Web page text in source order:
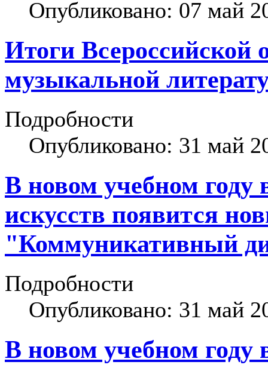
Опубликовано: 07 май
Итоги Всероссийской
музыкальной
Подробности
Опубликовано: 31 май
В новом учебном году
искусств появится
"Коммуникативный
Подробности
Опубликовано: 31 май
В новом учебном году